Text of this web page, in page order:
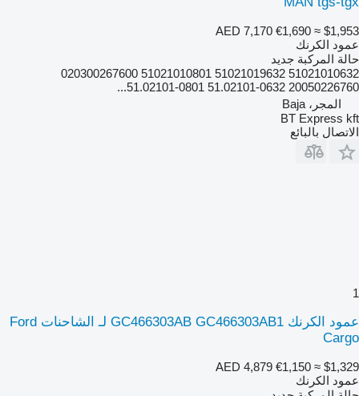
AED 7,170 €1,690 ≈ $1,953
عمود الكرنك
حالة المركبة جديد
51021010632 51021019632 51021010801 020300267600
20050226760 51.02101-0632 51.02101-0801...
المجر، Baja
BT Express kft
الاتصال بالبائع
1
عمود الكرنك GC466303AB GC466303AB1 لـ الشاحنات Ford
Cargo
AED 4,879 €1,150 ≈ $1,329
عمود الكرنك